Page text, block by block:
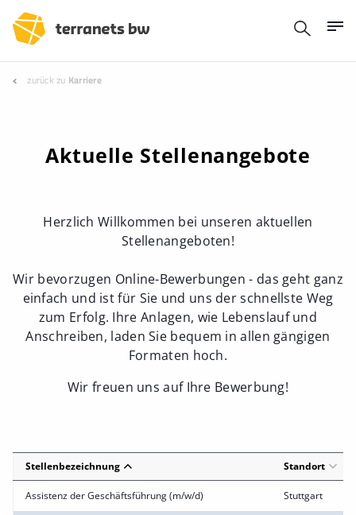
zurück zu Karriere
Aktuelle Stellenangebote
Herzlich Willkommen bei unseren aktuellen
Stellenangeboten!
Wir bevorzugen Online-Bewerbungen - das geht ganz
einfach und ist für Sie und uns der schnellste Weg
zum Erfolg. Ihre Anlagen, wie Lebenslauf und
Anschreiben, laden Sie bequem in allen gängigen
Formaten hoch.
Wir freuen uns auf Ihre Bewerbung!
Stellenbezeichnung Standort
Assistenz der Geschäftsführung (m/w/d) Stuttgart